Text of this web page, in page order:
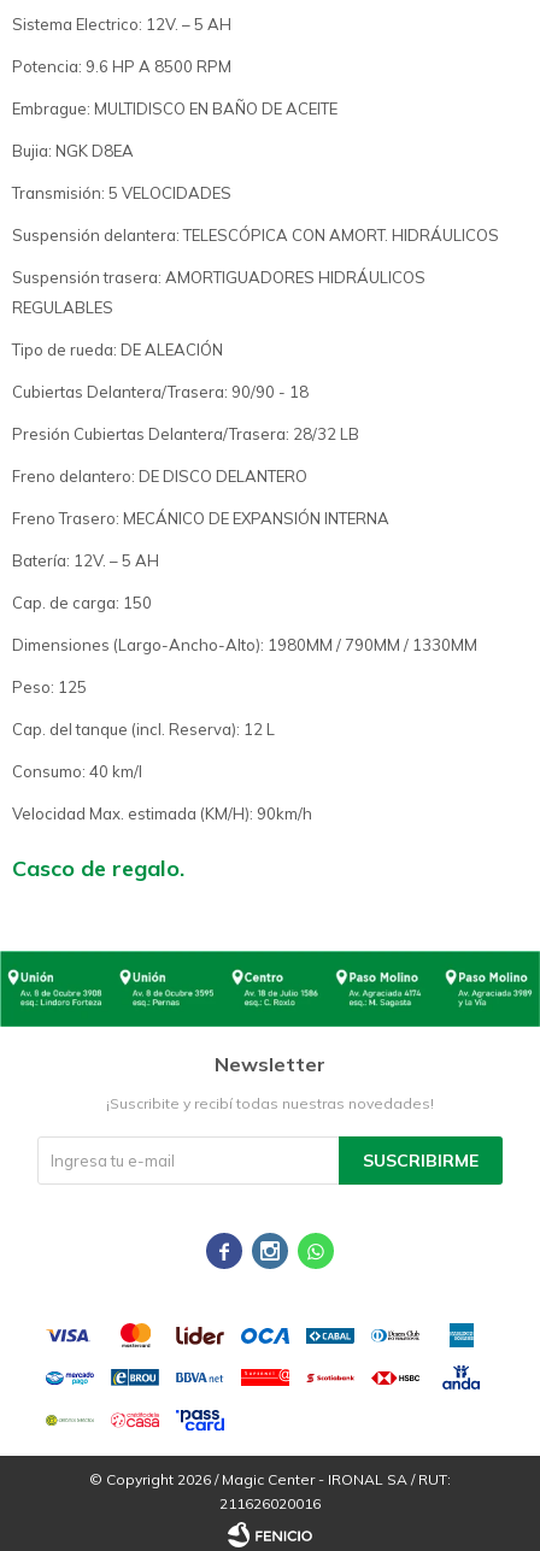
Sistema Electrico: 12V. – 5 AH
Potencia: 9.6 HP A 8500 RPM
Embrague: MULTIDISCO EN BAÑO DE ACEITE
Bujia: NGK D8EA
Transmisión: 5 VELOCIDADES
Suspensión delantera: TELESCÓPICA CON AMORT. HIDRÁULICOS
Suspensión trasera: AMORTIGUADORES HIDRÁULICOS
REGULABLES
Tipo de rueda: DE ALEACIÓN
Cubiertas Delantera/Trasera: 90/90 - 18
Presión Cubiertas Delantera/Trasera: 28/32 LB
Freno delantero: DE DISCO DELANTERO
Freno Trasero: MECÁNICO DE EXPANSIÓN INTERNA
Batería: 12V. – 5 AH
Cap. de carga: 150
Dimensiones (Largo-Ancho-Alto): 1980MM / 790MM / 1330MM
Peso: 125
Cap. del tanque (incl. Reserva): 12 L
Consumo: 40 km/l
Velocidad Max. estimada (KM/H): 90km/h
Casco de regalo.
Newsletter
¡Suscribite y recibí todas nuestras novedades!
SUSCRIBIRME
  
© Copyright 2026 / Magic Center - IRONAL SA / RUT:
211626020016